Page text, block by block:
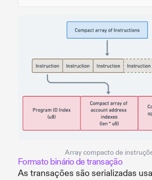
Array compacto de
Formato binário de transação
As transações são serializadas